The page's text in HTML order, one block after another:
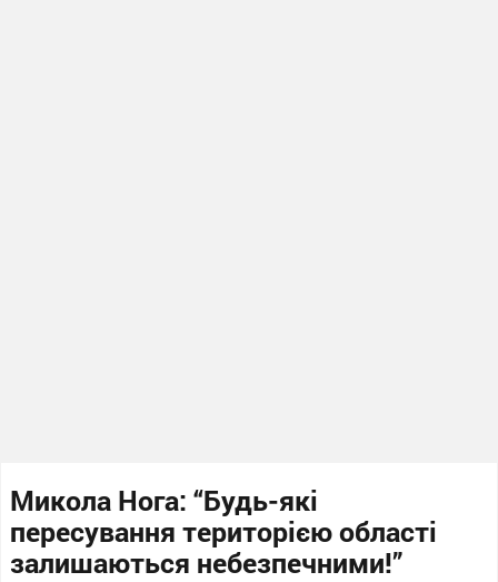
Микола Нога: “Будь-які
пересування територією області
залишаються небезпечними!”